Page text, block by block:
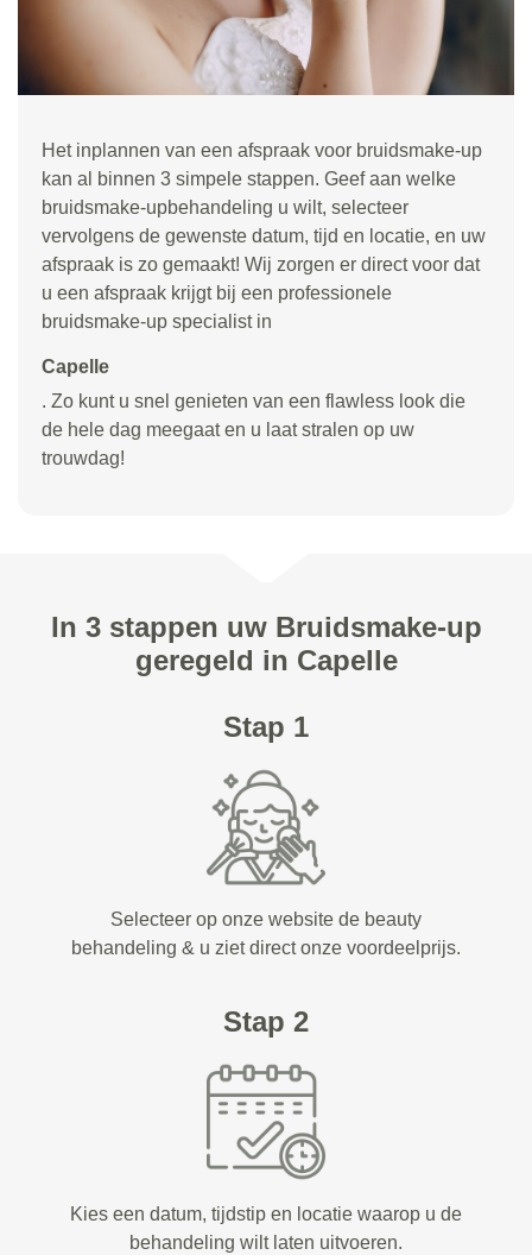
Het inplannen van een afspraak voor bruidsmake-up
kan al binnen 3 simpele stappen. Geef aan welke
bruidsmake-upbehandeling u wilt, selecteer
vervolgens de gewenste datum, tijd en locatie, en uw
afspraak is zo gemaakt! Wij zorgen er direct voor dat
u een afspraak krijgt bij een professionele
bruidsmake-up specialist in
Capelle
. Zo kunt u snel genieten van een flawless look die
de hele dag meegaat en u laat stralen op uw
trouwdag!
In 3 stappen uw Bruidsmake-up
geregeld in Capelle
Stap 1
Selecteer op onze website de beauty
behandeling & u ziet direct onze voordeelprijs.
Stap 2
Kies een datum, tijdstip en locatie waarop u de
behandeling wilt laten uitvoeren.